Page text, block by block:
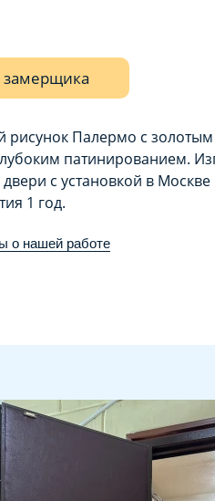
замерщика
Палермо с золотым
патинированием.
с установкой в Москве
1 год.
о нашей работе